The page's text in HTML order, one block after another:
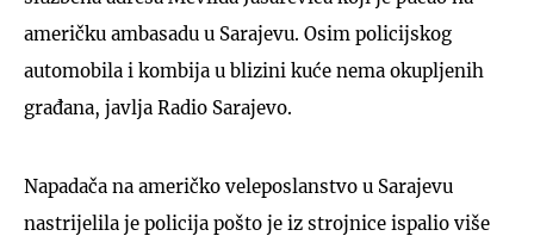
američku ambasadu u Sarajevu. Osim policijskog
automobila i kombija u blizini kuće nema okupljenih
građana, javlja Radio Sarajevo.
Napadača na američko veleposlanstvo u Sarajevu
nastrijelila je policija pošto je iz strojnice ispalio više